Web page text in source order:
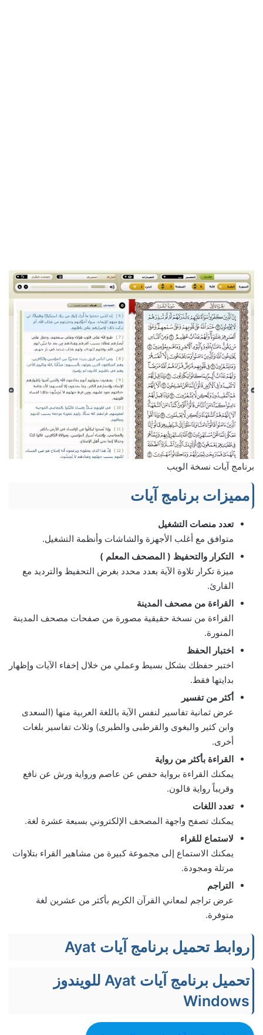
برنامج آيات نسخة الويب
مميزات برنامج آيات
تعدد منصات التشغيل
متوافق مع أغلب الأجهزة والشاشات وأنظمة التشغيل.
التكرار والتحفيظ ( المصحف المعلم )
ميزة تكرار تلاوة الآية بعدد محدد بغرض التحفيظ والترديد مع
القارئ.
القراءة من مصحف المدينة
القراءة من نسخة حقيقية مصورة من صفحات مصحف المدينة
المنورة.
اختبار الحفظ
اختبر حفظك بشكل بسيط وعملي من خلال إخفاء الآيات وإظهار
بدايتها فقط.
أكثر من تفسير
عرض ثمانية تفاسير لنفس الآية باللغة العربية منها (السعدى
وابن كثير والبغوى والقرطبى والطبرى) وثلاث تفاسير بلغات
أخرى.
القراءة بأكثر من رواية
يمكنك القراءة برواية حفص عن عاصم ورواية ورش عن نافع
وقريباً رواية قالون.
تعدد اللغات
يمكنك تصفح واجهة المصحف الإلكتروني بسبعة عشرة لغة.
لاستماع للقراء
يمكنك الاستماع إلى مجموعة كبيرة من مشاهير القراء بتلاوات
مرتلة ومجودة.
التراجم
عرض تراجم لمعاني القرآن الكريم بأكثر من عشرين لغة
متوفرة.
روابط تحميل برنامج آيات Ayat
تحميل برنامج آيات Ayat للويندوز
Windows